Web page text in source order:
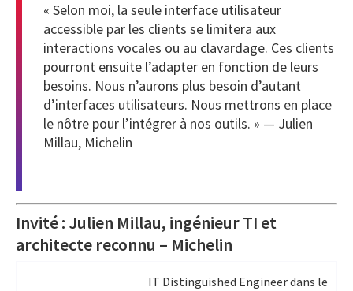
« Selon moi, la seule interface utilisateur
accessible par les clients se limitera aux
interactions vocales ou au clavardage. Ces clients
pourront ensuite l’adapter en fonction de leurs
besoins. Nous n’aurons plus besoin d’autant
d’interfaces utilisateurs. Nous mettrons en place
le nôtre pour l’intégrer à nos outils. » — Julien
Millau, Michelin
Invité : Julien Millau, ingénieur TI et
architecte reconnu – Michelin
IT Distinguished Engineer dans le